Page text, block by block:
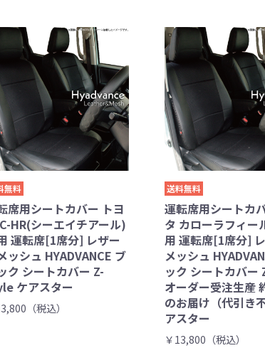
無料
席用シートカバー トヨ
HR(シーエイチアール)
運転席[1席分] レザー
ッシュ HYADVANCE ブ
ク シートカバー Z-
ケアスター
（税込）
送料無料
運転席用シートカ
タ カローラフィー
用 運転席[1席分]
メッシュ
ック シートカバ
オーダー受注生産
のお届け（代引き
アスター
￥13,800（税込）